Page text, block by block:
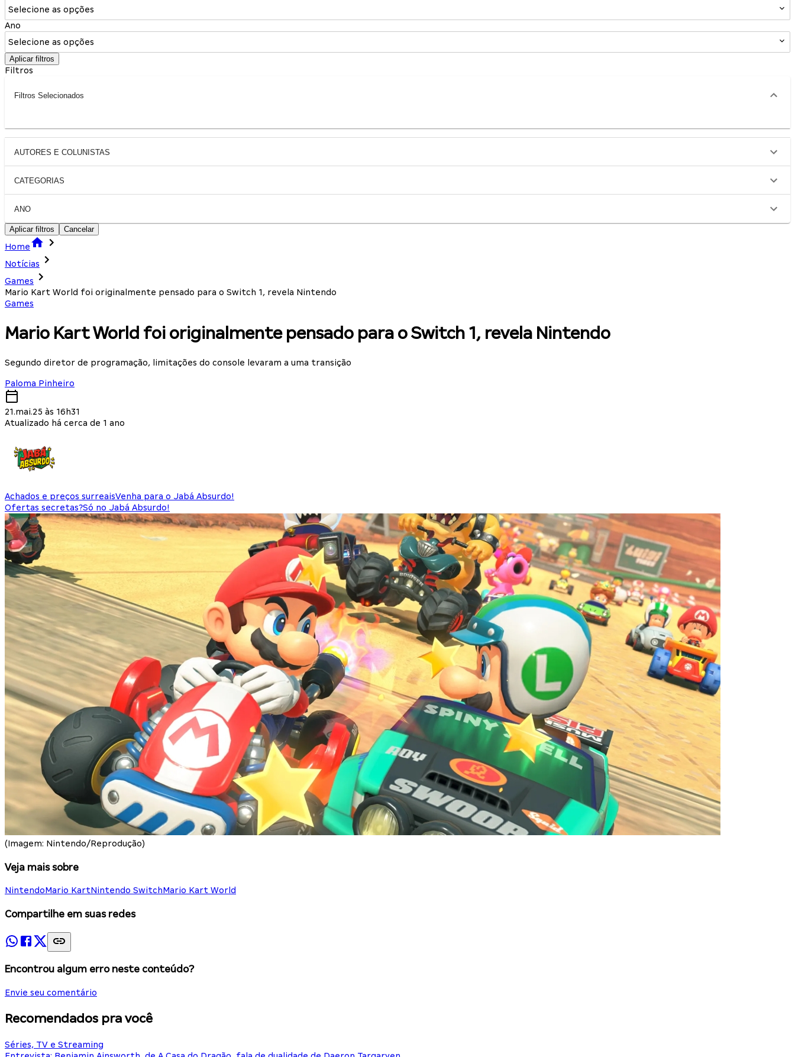
Selecione as opções
Ano
Selecione as opções
Aplicar filtros
Filtros
Filtros Selecionados
AUTORES E COLUNISTAS
CATEGORIAS
ANO
Aplicar filtros Cancelar
Home
Notícias
Games
Mario Kart World foi originalmente pensado para o Switch 1, revela Nintendo
Games
Mario Kart World foi originalmente pensado para o Switch 1, revela Nintendo
Segundo diretor de programação, limitações do console levaram a uma transição
Paloma Pinheiro
21.mai.25 às 16h31
Atualizado há cerca de 1 ano
Achados e preços surreaisVenha para o Jabá Absurdo!
Ofertas secretas?Só no Jabá Absurdo!
(Imagem: Nintendo/Reprodução)
Veja mais sobre
NintendoMario KartNintendo SwitchMario Kart World
Compartilhe em suas redes
Encontrou algum erro neste conteúdo?
Envie seu comentário
Recomendados pra você
Séries, TV e Streaming